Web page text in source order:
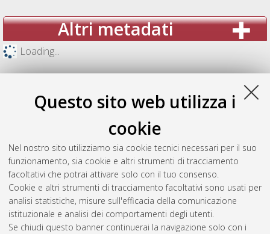
Questo sito web utilizza i
cookie
Nel nostro sito utilizziamo sia cookie tecnici necessari per il suo
funzionamento, sia cookie e altri strumenti di tracciamento
facoltativi che potrai attivare solo con il tuo consenso.
Cookie e altri strumenti di tracciamento facoltativi sono usati per
analisi statistiche, misure sull'efficacia della comunicazione
istituzionale e analisi dei comportamenti degli utenti.
Se chiudi questo banner continuerai la navigazione solo con i
Altri metadati
Loading...
Gestione del documento: